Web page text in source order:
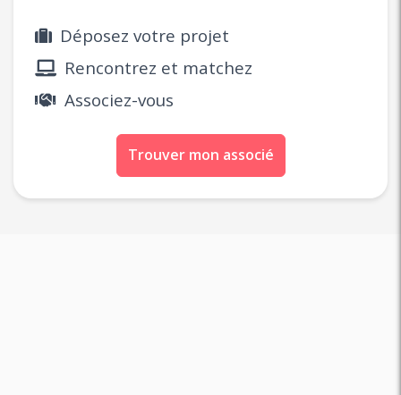
Déposez votre projet
Rencontrez et matchez
Associez-vous
Trouver mon associé